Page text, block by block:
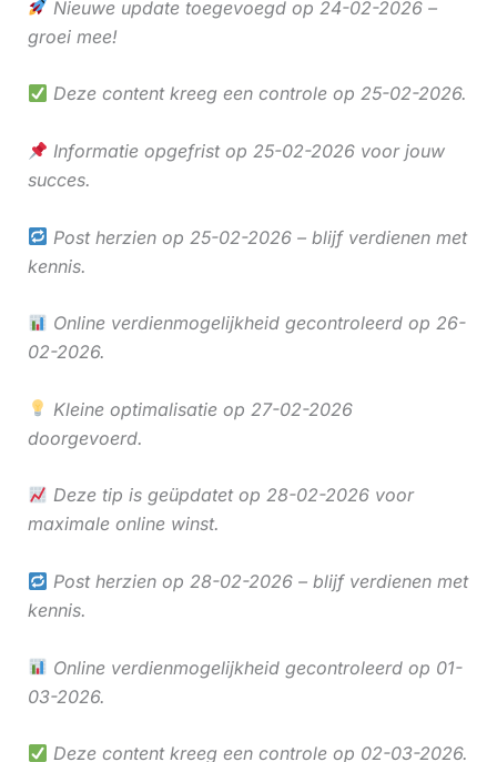
Nieuwe update toegevoegd op 24-02-2026 –
groei mee!
Deze content kreeg een controle op 25-02-2026.
Informatie opgefrist op 25-02-2026 voor jouw
succes.
Post herzien op 25-02-2026 – blijf verdienen met
kennis.
Online verdienmogelijkheid gecontroleerd op 26-
02-2026.
Kleine optimalisatie op 27-02-2026
doorgevoerd.
Deze tip is geüpdatet op 28-02-2026 voor
maximale online winst.
Post herzien op 28-02-2026 – blijf verdienen met
kennis.
Online verdienmogelijkheid gecontroleerd op 01-
03-2026.
Deze content kreeg een controle op 02-03-2026.